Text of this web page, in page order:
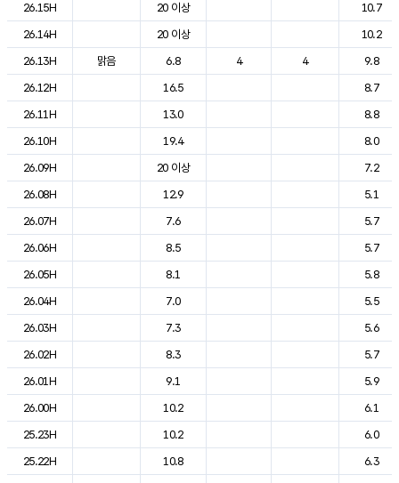
26.15H
20 이상
10.7
26.14H
20 이상
10.2
26.13H
맑음 6.8 4 4
9.8
26.12H
16.5
8.7
26.11H
13.0
8.8
26.10H
19.4
8.0
26.09H
20 이상
7.2
26.08H
12.9
5.1
26.07H
7.6
5.7
26.06H
8.5
5.7
26.05H
8.1
5.8
26.04H
7.0
5.5
26.03H
7.3
5.6
26.02H
8.3
5.7
26.01H
9.1
5.9
26.00H
10.2
6.1
25.23H
10.2
6.0
25.22H
10.8
6.3